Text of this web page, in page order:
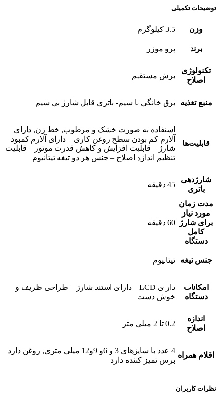
توضیحات تکمیلی
وزن 3.5 کیلوگرم
برند پرو موزر
تکنولوژی
اصلاح
برش مستقیم
منبع تغذیه برق خانگی با سیم- باتری قابل شارژ بی سیم
قابلیت‌ها
استفاده به صورت خشک و مرطوب, خط زن, دارای
آلارم کم بودن سطح روغن کاری – دارای آلارم کمبود
شارژ – قابلیت افزایش و کاهش قدرت موتور – قابلیت
تنظیم اندازه اصلاح – جنس هر دو تیغه تیتانیوم
شارژدهی
باتری
45 دقیقه
مدت زمان
مورد نیاز
برای شارژ
کامل
دستگاه
60 دقیقه
جنس تیغه تیتانیوم
امکانات
دستگاه
دارای LCD – دارای استند شارژ – طراحی ظریف و
خوش دست
اندازه
اصلاح
0.2 تا 2 میلی متر
اقلام همراه
4 عدد با سایزهای 3 و 6و 9و12 میلی متری, روغن دارد
برس تمیز کننده دارد
نظرات کاربران